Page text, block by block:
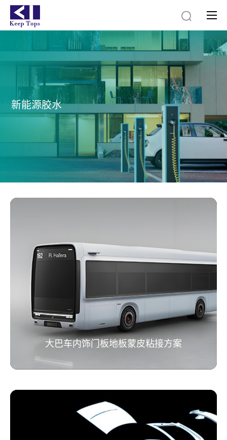
水新能源胶水
大巴车内饰门板地板蒙皮粘接方案
大巴车内饰门板地板蒙皮粘接方案
胶粘技术在电动大巴制造中的核心优势可概括为：轻量化节